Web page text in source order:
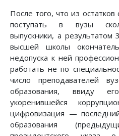
После того, что из
поступать в вузы
выпускники, а результатом
высшей школы
недопуска к ней
работать не по
число преподавателей
образования, ввиду
укоренившейся
цифровизация —
образования